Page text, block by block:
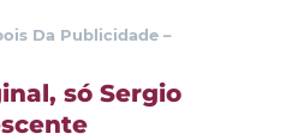
Da Publicidade –
só Sergio